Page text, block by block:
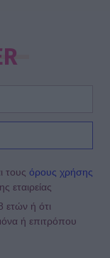
τους όρους χρήσης
εταιρείας
ετών ή ότι
ή επιτρόπου